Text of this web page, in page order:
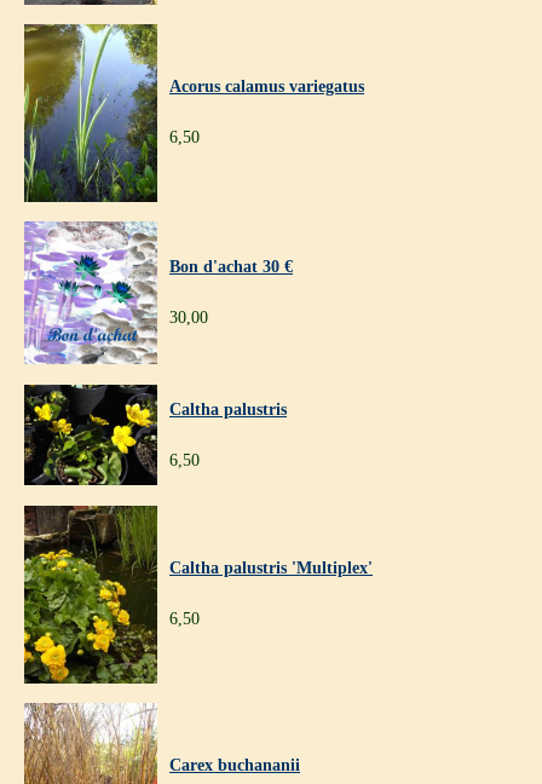
Acorus calamus variegatus
6,50
Bon d'achat 30 €
30,00
Caltha palustris
6,50
Caltha palustris 'Multiplex'
6,50
Carex buchananii